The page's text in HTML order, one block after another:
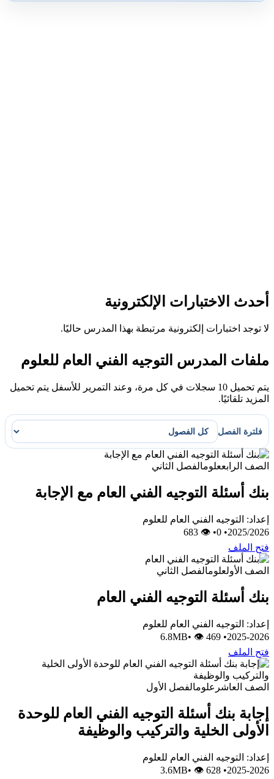
أحدث الاختبارات الإلكترونية
لا توجد اختبارات إلكترونية مرتبطة بهذا المدرس حاليًا.
ملفات المدرس التوجيه الفني العام للعلوم
يتم تحميل 10 سجلات في كل مرة، وعند التمرير للأسفل يتم تحميل
المزيد تلقائيًا.
فلترة الفصل
الصف الرابععلومالفصل الثاني
بنك أسئلة التوجيه الفني العام مع الإجابة
إعداد: التوجيه الفني العام للعلوم
2025/2026
•
0
•
👁 683
فتح الملف
الصف الأولعلومالفصل الثاني
بنك أسئلة التوجيه الفني العام
إعداد: التوجيه الفني العام للعلوم
2025-2026
•
6.8MB
• 👁 469
فتح الملف
الصف العاشر علومالفصل الأول
إجابة بنك أسئلة التوجيه الفني العام للوحدة
الأولى الخلية والتركيب والوظيفة
إعداد: التوجيه الفني العام للعلوم
2025-2026
•
3.6MB
• 👁 628